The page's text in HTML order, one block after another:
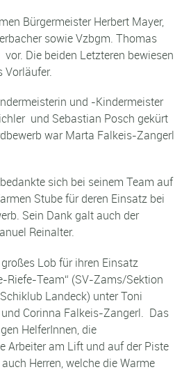
Bürgermeister Herbert Mayer,
sowie Vzbgm. Thomas
Die beiden Letzteren bewiesen
Vorläufer.
und -Kindermeister
und Sebastian Posch gekürt
war Marta Falkeis-Zangerl
sich bei seinem Team auf
Stube für deren Einsatz bei
Sein Dank galt auch der
Reinalter.
Lob für ihren Einsatz
Riefe-Team“ (SV-Zams/Sektion
Landeck) unter Toni
Corinna Falkeis-Zangerl. Das
HelferInnen, die
Arbeiter am Lift und auf der Piste
Herren, welche die Warme